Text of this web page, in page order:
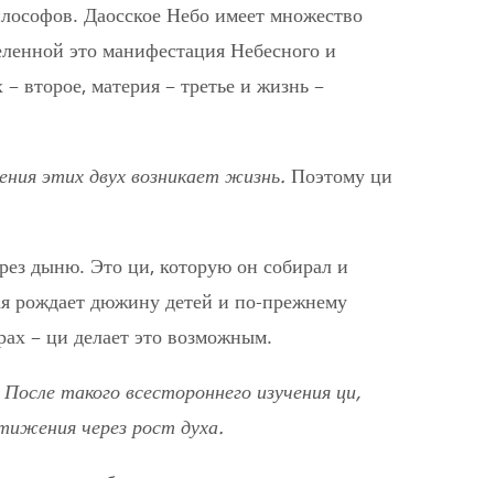
Даосское Небо имеет множество
это манифестация Небесного и
– второе, материя – третье и жизнь –
этих двух возникает жизнь. Поэтому ци
дыню. Это ци, которую он собирал и
рождает дюжину детей и по-прежнему
– ци делает это возможным.
такого всестороннего изучения ци,
через рост духа.